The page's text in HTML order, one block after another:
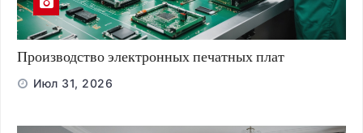
Производство электронных печатных плат
Июл 31, 2026